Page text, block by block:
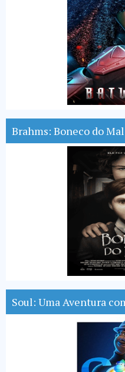
Brahms: Boneco do
Soul: Uma Aventura